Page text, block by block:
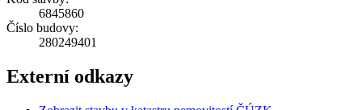
6845860
Číslo budovy:
280249401
Externí odkazy